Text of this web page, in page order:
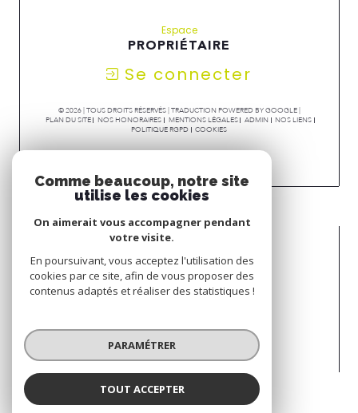
Espace
PROPRIÉTAIRE
Se connecter
© 2026 | TOUS DROITS RÉSERVÉS | TRADUCTION POWERED BY GOOGLE |
PLAN DU SITE
NOS HONORAIRES MENTIONS LÉGALES ADMIN
NOS LIENS
POLITIQUE RGPD
COOKIES
Comme beaucoup, notre site
utilise les cookies
On aimerait vous accompagner pendant
votre visite.
En poursuivant, vous acceptez l'utilisation des
cookies par ce site, afin de vous proposer des
contenus adaptés et réaliser des statistiques !
PARAMÉTRER
TOUT ACCEPTER